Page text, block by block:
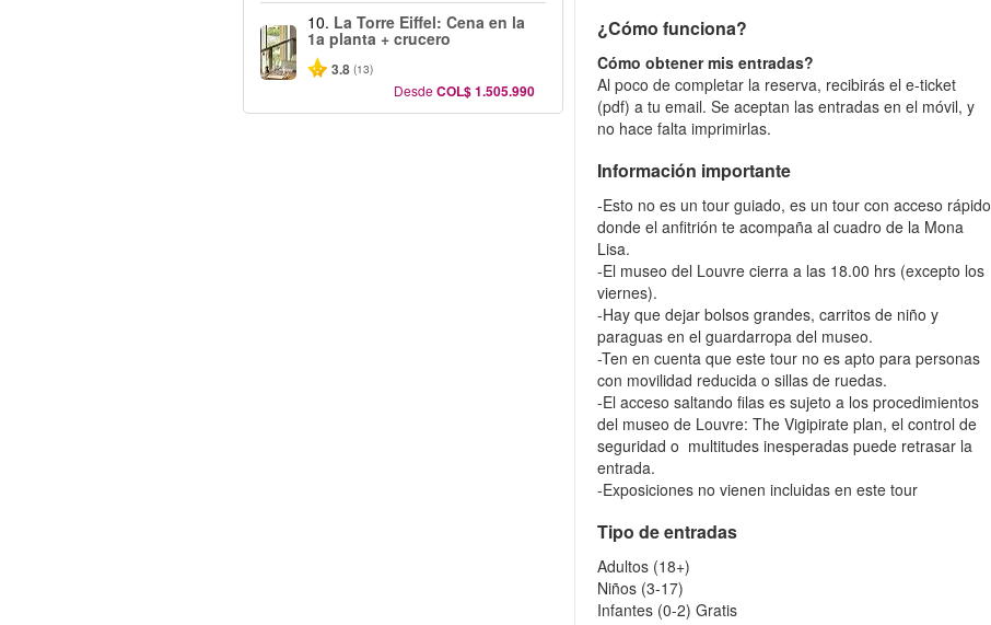
10. La Torre Eiffel: Cena en la
1a planta + crucero
3.8 (13)
DesdeCOL$ 1.505.990
¿Cómo funciona?
Cómo obtener mis entradas?
Al poco de completar la reserva, recibirás el e-ticket
(pdf) a tu email. Se aceptan las entradas en el móvil, y
no hace falta imprimirlas.
Información importante
-Esto no es un tour guiado, es un tour con acceso rápido
donde el anfitrión te acompaña al cuadro de la Mona
Lisa.
-El museo del Louvre cierra a las 18.00 hrs (excepto los
viernes).
-Hay que dejar bolsos grandes, carritos de niño y
paraguas en el guardarropa del museo.
-Ten en cuenta que este tour no es apto para personas
con movilidad reducida o sillas de ruedas.
-El acceso saltando filas es sujeto a los procedimientos
del museo de Louvre: The Vigipirate plan, el control de
seguridad o multitudes inesperadas puede retrasar la
entrada.
-Exposiciones no vienen incluidas en este tour
Tipo de entradas
Adultos (18+)
Niños (3-17)
Infantes (0-2) Gratis